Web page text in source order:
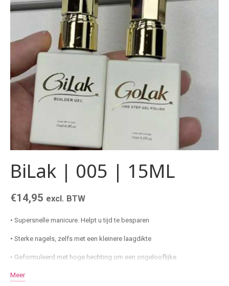
BiLak | 005 | 15ML
€14,95 excl. BTW
• Supersnelle manicure. Helpt u tijd te besparen
• Sterke nagels, zelfs met een kleinere laagdikte
• Geformuleerd met hoge hechting om een ​​ongelooflijke
Meer